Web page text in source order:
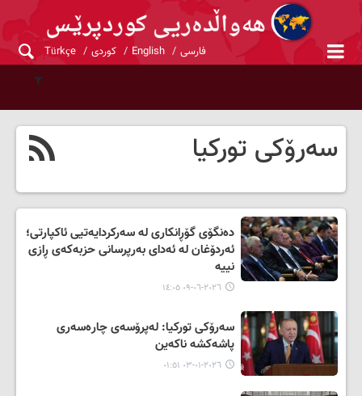
فارسی English کوردی Türkçe
سەرۆکی تورکیا
دەنگۆی گۆڕانکاری لە سەرکردایەتیی ئاکپارتی؛
ئەردۆغان لە ئەدای بەرپرسانی حزبەکەی ڕازی
نییە
٢٠٢٦-٠٦-٠٩ ١٤:٠٥
سەرۆکی تورکیا: لەپرۆسەی چارەسەری
پاشەکشە ناکەین
٢٠٢٦-٠١-٠٣ ٠١:٥١